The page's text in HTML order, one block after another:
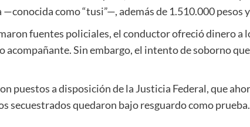
—conocida como “tusi”—, además de 1.510.000 pesos
fuentes policiales, el conductor ofreció dinero a
acompañante. Sin embargo, el intento de soborno
puestos a disposición de la Justicia Federal, que
secuestrados quedaron bajo resguardo como prueba.